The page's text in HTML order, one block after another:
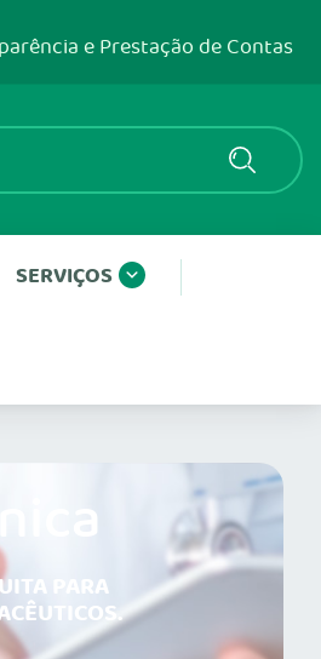
e Prestação de Contas
SERVIÇOS
PARA